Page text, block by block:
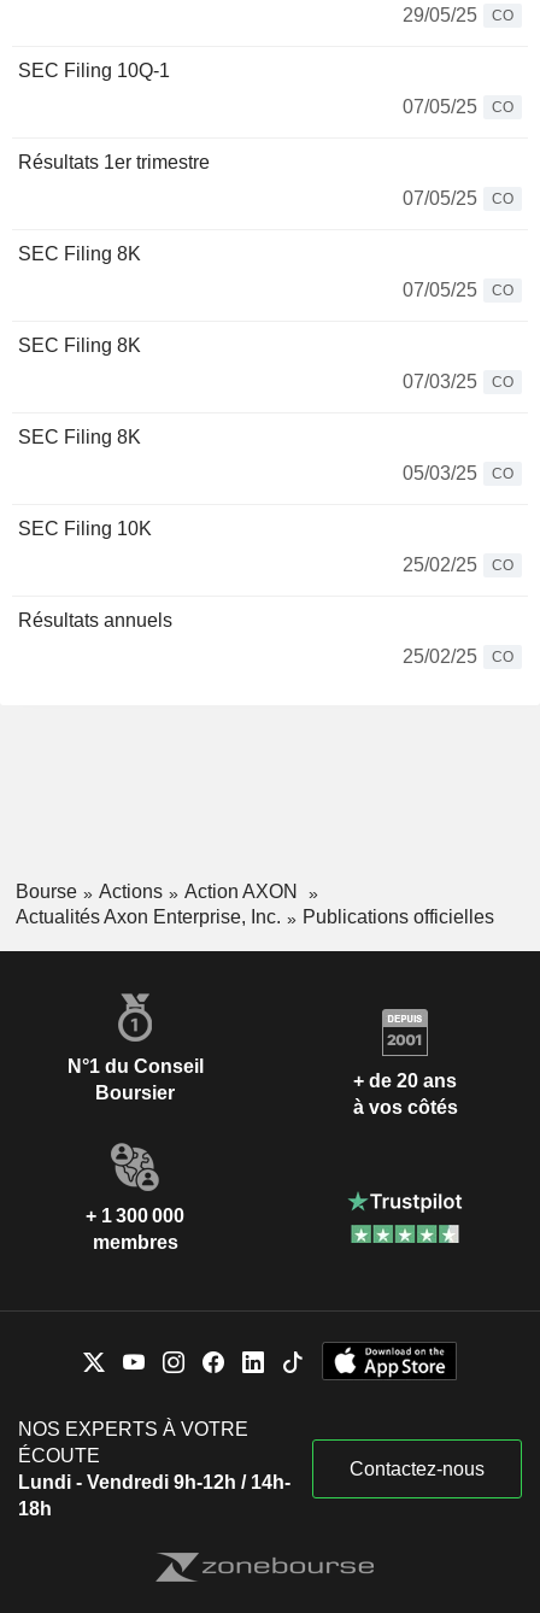
29/05/25
CO
SEC Filing 10Q-1
07/05/25
CO
Résultats 1er trimestre
07/05/25
CO
SEC Filing 8K
07/05/25
CO
SEC Filing 8K
07/03/25
CO
SEC Filing 8K
05/03/25
CO
SEC Filing 10K
25/02/25
CO
Résultats annuels
25/02/25
CO
Bourse Actions
Action AXON
Actualités Axon Enterprise, Inc.
Publications officielles
N°1 du Conseil
Boursier
+ de 20 ans
à vos côtés
+ 1 300 000
membres
NOS EXPERTS À VOTRE
ÉCOUTE
Lundi - Vendredi 9h-12h / 14h-
18h
Contactez-nous